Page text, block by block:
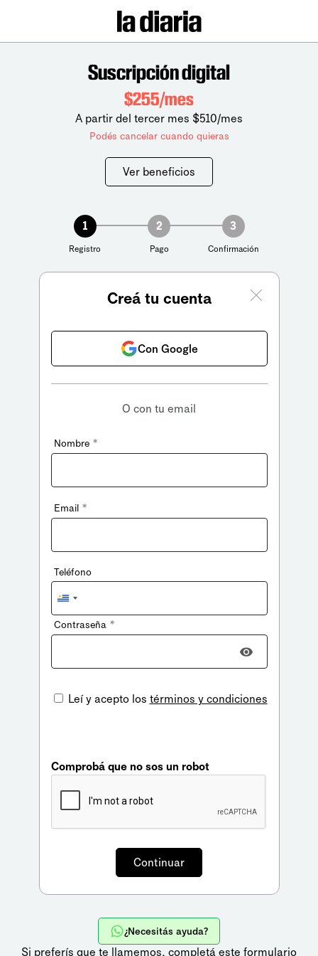
Suscripción digital
$255/mes
A partir del tercer mes $510/mes
Podés cancelar cuando quieras
Ver beneficios
1
Registro
2
Pago
3
Confirmación
Creá tu cuenta
Con Google
O con tu email
Nombre *
Email *
Teléfono
Uruguay
+598
Contraseña *
Leí y acepto los términos y condiciones
Comprobá que no sos un robot
¿Necesitás ayuda?
Si preferís que te llamemos, completá este formulario